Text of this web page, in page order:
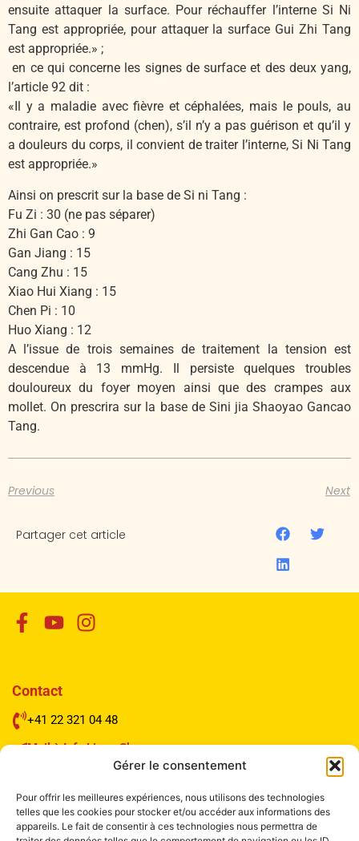
Gérer le consentement
Pour offrir les meilleures expériences, nous utilisons des technologies
telles que les cookies pour stocker et/ou accéder aux informations des
appareils. Le fait de consentir à ces technologies nous permettra de
ensuite attaquer la surface. Pour réchauffer l’interne Si Ni
Tang est appropriée, pour attaquer la surface Gui Zhi Tang
est appropriée.» ;
en ce qui concerne les signes de surface et des deux yang,
l’article 92 dit :
«Il y a maladie avec fièvre et céphalées, mais le pouls, au
contraire, est profond (chen), s’il n’y a pas guérison et qu’il y
a douleurs du corps, il convient de traiter l’interne, Si Ni Tang
est appropriée.»
Ainsi on prescrit sur la base de Si ni Tang :
Fu Zi : 30 (ne pas séparer)
Zhi Gan Cao : 9
Gan Jiang : 15
Cang Zhu : 15
Xiao Hui Xiang : 15
Chen Pi : 10
Huo Xiang : 12
A l’issue de trois semaines de traitement la tension est
descendue à 13 mmHg. Il persiste quelques troubles
douloureux du foyer moyen ainsi que des crampes aux
mollet. On prescrira sur la base de Sini jia Shaoyao Gancao
Tang.
Previous Next
Partager cet article
Institut Liang Shen de Médecine chinoise
Contact
+41 22 321 04 48
Mail à Info Liang Shen